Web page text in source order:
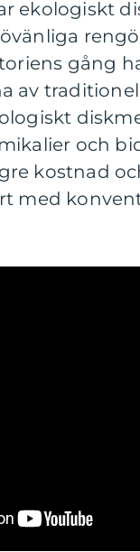
ekologiskt
gång
av
och
kostnad
med